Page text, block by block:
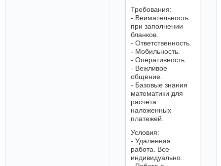
Требования:
- Внимательность
при заполнении
бланков.
- Ответственность.
- Мобильность.
- Оперативность.
- Вежливое
общение.
- Базовые знания
математики для
расчета
наложенных
платежей.
Условия:
- Удаленная
работа. Все
индивидуально.